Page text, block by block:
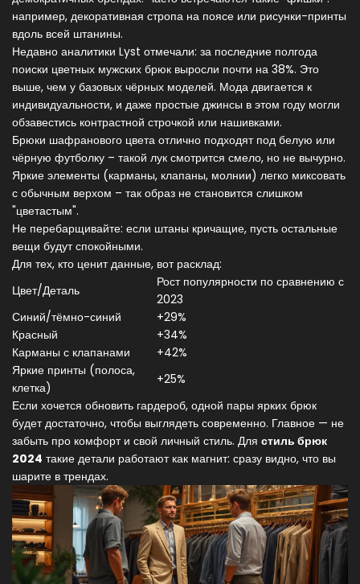
например, декоративная стропа на поясе или рисунки-принты
вдоль всей штанины.
Недавно аналитики Lyst отмечали: за последние полгода
поиски цветных мужских брюк выросли почти на 38%. Это
выше, чем у базовых чёрных моделей. Мода двигается к
индивидуальности, и даже простые джинсы в этом году могли
обзавестись контрастной строчкой или нашивками.
Брюки шафранового цвета отлично подходят под белую или
чёрную футболку – такой лук смотрится смело, но не вычурно.
Яркие элементы (карманы, клапаны, молнии) легко миксовать
с обычным верхом – так образ не становится слишком
"цветастым".
Не перебарщивайте: если штаны кричащие, пусть остальные
вещи будут спокойными.
Для тех, кто ценит данные, вот расклад:
Цвет/Деталь
Рост популярности по сравнению с
2023
Синий/тёмно-синий
+29%
Красный
+34%
Карманы с клапанами
+42%
Яркие принты (полоса,
клетка)
+25%
Если хочется обновить гардероб, одной пары ярких брюк
будет достаточно, чтобы выглядеть современно. Главное — не
забыть про комфорт и свой личный стиль. Для стиль брюк
2024 такие детали работают как магнит: сразу видно, что вы
шарите в трендах.